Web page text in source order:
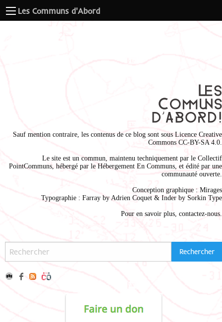
Les Communs d'Abord
Sauf mention contraire, les contenus de ce blog sont sous Licence Creative
Commons CC-BY-SA 4.0
Le site est un commun, maintenu techniquement par le Collectif
PointCommuns , hébergé par le Hébergement En Communs , et édité par une
communauté ouverte.
Conception graphique : Mirages
Typographie : Farray by Adrien Coquet & Inder by Sorkin Type
Pour en savoir plus, contactez-nous